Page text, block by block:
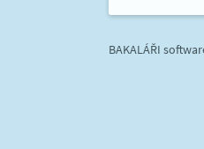
BAKALÁŘI